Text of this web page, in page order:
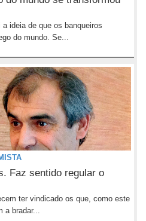
ideia de que os banqueiros
do mundo. Se...
Faz sentido regular o
ter vindicado os que, como este
a bradar...